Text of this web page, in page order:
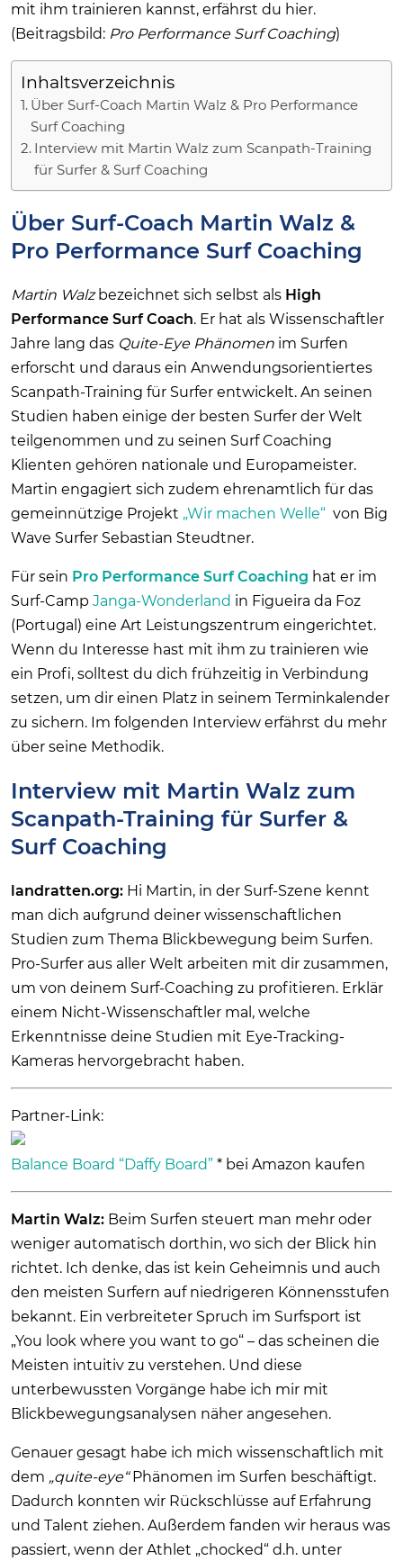
mit ihm trainieren kannst, erfährst du hier.
(Beitragsbild: Pro Performance Surf Coaching)
Inhaltsverzeichnis
Über Surf-Coach Martin Walz & Pro Performance
Surf Coaching
Interview mit Martin Walz zum Scanpath-Training
für Surfer & Surf Coaching
Über Surf-Coach Martin Walz &
Pro Performance Surf Coaching
Martin Walzbezeichnet sich selbst als High
Performance Surf Coach. Er hat als Wissenschaftler
Jahre lang das Quite-Eye Phänomen im Surfen
erforscht und daraus ein Anwendungsorientiertes
Scanpath-Training für Surfer entwickelt. An seinen
Studien haben einige der besten Surfer der Welt
teilgenommen und zu seinen Surf Coaching
Klienten gehören nationale und Europameister.
Martin engagiert sich zudem ehrenamtlich für das
gemeinnützige Projekt „Wir machen Welle“ von Big
Wave Surfer Sebastian Steudtner.
Für sein Pro Performance Surf Coaching hat er im
Surf-Camp Janga-Wonderland in Figueira da Foz
(Portugal) eine Art Leistungszentrum eingerichtet.
Wenn du Interesse hast mit ihm zu trainieren wie
ein Profi, solltest du dich frühzeitig in Verbindung
setzen, um dir einen Platz in seinem Terminkalender
zu sichern. Im folgenden Interview erfährst du mehr
über seine Methodik.
Interview mit Martin Walz zum
Scanpath-Training für Surfer &
Surf Coaching
landratten.org: Hi Martin, in der Surf-Szene kennt
man dich aufgrund deiner wissenschaftlichen
Studien zum Thema Blickbewegung beim Surfen.
Pro-Surfer aus aller Welt arbeiten mit dir zusammen,
um von deinem Surf-Coaching zu profitieren. Erklär
einem Nicht-Wissenschaftler mal, welche
Erkenntnisse deine Studien mit Eye-Tracking-
Kameras hervorgebracht haben.
Partner-Link:
Balance Board “Daffy Board” * bei Amazon kaufen
Martin Walz: Beim Surfen steuert man mehr oder
weniger automatisch dorthin, wo sich der Blick hin
richtet. Ich denke, das ist kein Geheimnis und auch
den meisten Surfern auf niedrigeren Könnensstufen
bekannt. Ein verbreiteter Spruch im Surfsport ist
„You look where you want to go“ – das scheinen die
Meisten intuitiv zu verstehen. Und diese
unterbewussten Vorgänge habe ich mir mit
Blickbewegungsanalysen näher angesehen.
Genauer gesagt habe ich mich wissenschaftlich mit
dem „quite-eye“Phänomen im Surfen beschäftigt.
Dadurch konnten wir Rückschlüsse auf Erfahrung
und Talent ziehen. Außerdem fanden wir heraus was
passiert, wenn der Athlet „chocked“ d.h. unter